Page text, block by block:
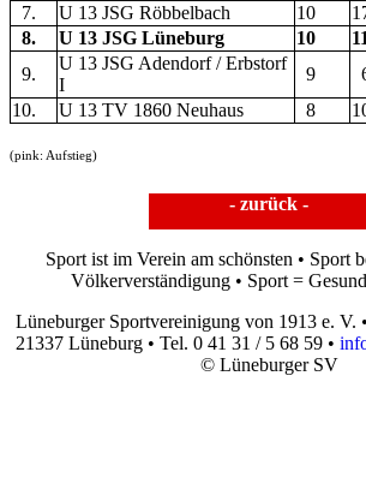
7.
U 13 JSG Röbbelbach 10
8.
U 13 JSG Lüneburg 10
9.
U 13 JSG Adendorf / Erbstorf
I
9
10.
U 13 TV 1860 Neuhaus 8
(pink: Aufstieg)
- zurück -
Sport ist im Verein am schönsten • Sport
Völkerverständigung • Sport =
Lüneburger Sportvereinigung von 1913 e. V.
21337 Lüneburg • Tel. 0 41 31 / 5 68 59 •
© Lüneburger SV